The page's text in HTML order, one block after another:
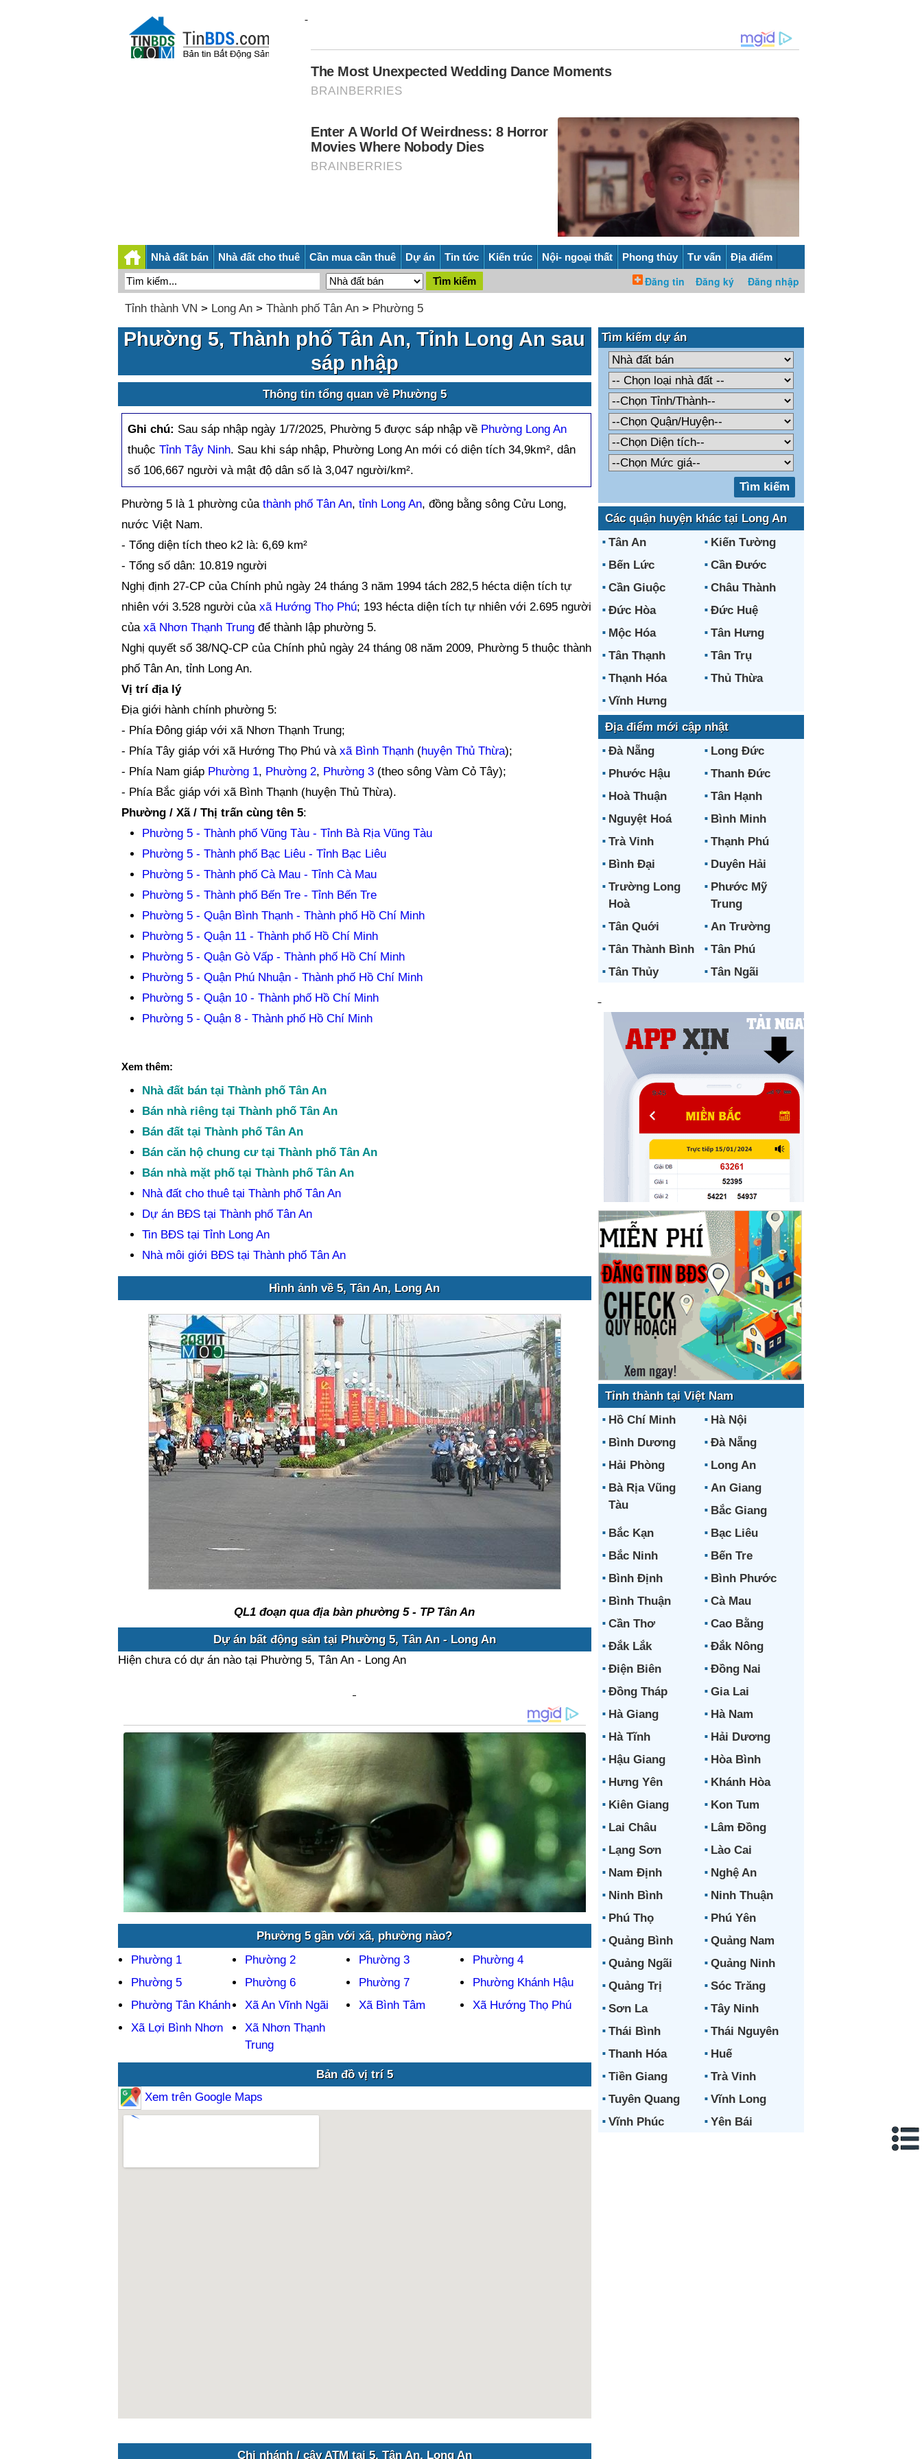
Nhà đất bán Nhà đất cho thuê Cần mua cần thuê Dự án Tin tức Kiến trúc Nội- ngoại thất Phong thủy Tư vấn Địa điểm
Tỉnh thành VN > Long An> Thành phố Tân An> Phường 5
Phường 5, Thành phố Tân An, Tỉnh Long An sau
sáp nhập
Thông tin tổng quan về Phường 5
Ghi chú: Sau sáp nhập ngày 1/7/2025, Phường 5 được sáp nhập về Phường Long An
thuộc Tỉnh Tây Ninh. Sau khi sáp nhập, Phường Long An mới có diện tích 34,9km², dân
số 106,667 người và mật độ dân số là 3,047 người/km².
Phường 5 là 1 phường của thành phố Tân An, tỉnh Long An, đồng bằng sông Cửu Long,
nước Việt Nam.
- Tổng diện tích theo k2 là: 6,69 km²
- Tổng số dân: 10.819 người
Nghị định 27-CP của Chính phủ ngày 24 tháng 3 năm 1994 tách 282,5 hécta diện tích tự
nhiên với 3.528 người của xã Hướng Thọ Phú; 193 hécta diện tích tự nhiên với 2.695 người
của xã Nhơn Thạnh Trungđể thành lập phường 5.
Nghị quyết số 38/NQ-CP của Chính phủ ngày 24 tháng 08 năm 2009, Phường 5 thuộc thành
phố Tân An, tỉnh Long An.
Vị trí địa lý
Địa giới hành chính phường 5:
- Phía Đông giáp với xã Nhơn Thạnh Trung;
- Phía Tây giáp với xã Hướng Thọ Phú và xã Bình Thạnh(huyện Thủ Thừa);
- Phía Nam giáp Phường 1, Phường 2, Phường 3(theo sông Vàm Cỏ Tây);
- Phía Bắc giáp với xã Bình Thạnh (huyện Thủ Thừa).
Phường / Xã / Thị trấn cùng tên 5:
Phường 5 - Thành phố Vũng Tàu - Tỉnh Bà Rịa Vũng Tàu
Phường 5 - Thành phố Bạc Liêu - Tỉnh Bạc Liêu
Phường 5 - Thành phố Cà Mau - Tỉnh Cà Mau
Phường 5 - Thành phố Bến Tre - Tỉnh Bến Tre
Phường 5 - Quận Bình Thạnh - Thành phố Hồ Chí Minh
Phường 5 - Quận 11 - Thành phố Hồ Chí Minh
Phường 5 - Quận Gò Vấp - Thành phố Hồ Chí Minh
Phường 5 - Quận Phú Nhuận - Thành phố Hồ Chí Minh
Phường 5 - Quận 10 - Thành phố Hồ Chí Minh
Phường 5 - Quận 8 - Thành phố Hồ Chí Minh
Xem thêm:
Nhà đất bán tại Thành phố Tân An
Bán nhà riêng tại Thành phố Tân An
Bán đất tại Thành phố Tân An
Bán căn hộ chung cư tại Thành phố Tân An
Bán nhà mặt phố tại Thành phố Tân An
Nhà đất cho thuê tại Thành phố Tân An
Dự án BĐS tại Thành phố Tân An
Tin BĐS tại Tỉnh Long An
Nhà môi giới BĐS tại Thành phố Tân An
Hình ảnh về 5, Tân An, Long An
QL1 đoạn qua địa bàn phường 5 - TP Tân An
Dự án bất động sản tại Phường 5, Tân An - Long An
Hiện chưa có dự án nào tại Phường 5, Tân An - Long An
Phường 5 gần với xã, phường nào?
Phường 1
Phường 2 Phường 3
Phường 4
Phường 5
Phường 6 Phường 7
Phường Khánh Hậu
Phường Tân Khánh
Xã An Vĩnh Ngãi Xã Bình Tâm
Xã Hướng Thọ Phú
Xã Lợi Bình Nhơn
Xã Nhơn Thạnh
Trung
Bản đồ vị trí 5
Xem trên Google Maps
Chi nhánh / cây ATM tại 5, Tân An, Long An
Tìm kiếm dự án
Các quận huyện khác tại Long An
Tân An
Kiến Tường
Bến Lức
Cần Đước
Cần Giuộc
Châu Thành
Đức Hòa
Đức Huệ
Mộc Hóa
Tân Hưng
Tân Thạnh
Tân Trụ
Thạnh Hóa
Thủ Thừa
Vĩnh Hưng
Địa điểm mới cập nhật
Đà Nẵng
Long Đức
Phước Hậu
Thanh Đức
Hoà Thuận
Tân Hạnh
Nguyệt Hoá
Bình Minh
Trà Vinh
Thạnh Phú
Bình Đại
Duyên Hải
Trường Long
Hoà
Phước Mỹ
Trung
Tân Quới
An Trường
Tân Thành Bình
Tân Phú
Tân Thủy
Tân Ngãi
Tỉnh thành tại Việt Nam
Hồ Chí Minh
Hà Nội
Bình Dương
Đà Nẵng
Hải Phòng
Long An
Bà Rịa Vũng
Tàu
An Giang
Bắc Giang
Bắc Kạn
Bạc Liêu
Bắc Ninh
Bến Tre
Bình Định
Bình Phước
Bình Thuận
Cà Mau
Cần Thơ
Cao Bằng
Đắk Lắk
Đắk Nông
Điện Biên
Đồng Nai
Đồng Tháp
Gia Lai
Hà Giang
Hà Nam
Hà Tĩnh
Hải Dương
Hậu Giang
Hòa Bình
Hưng Yên
Khánh Hòa
Kiên Giang
Kon Tum
Lai Châu
Lâm Đồng
Lạng Sơn
Lào Cai
Nam Định
Nghệ An
Ninh Bình
Ninh Thuận
Phú Thọ
Phú Yên
Quảng Bình
Quảng Nam
Quảng Ngãi
Quảng Ninh
Quảng Trị
Sóc Trăng
Sơn La
Tây Ninh
Thái Bình
Thái Nguyên
Thanh Hóa
Huế
Tiền Giang
Trà Vinh
Tuyên Quang
Vĩnh Long
Vĩnh Phúc
Yên Bái